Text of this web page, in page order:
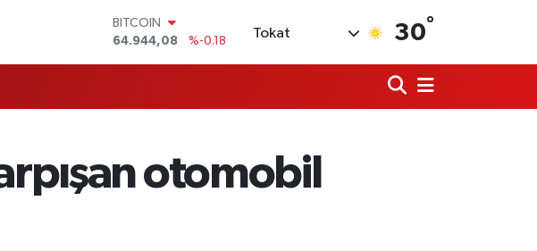
BITCOIN
64.944,08
%-0.18
55,2510
%0.32
GRAM ALTIN
6660.55
%0.03
Tokat 30°
otomobil